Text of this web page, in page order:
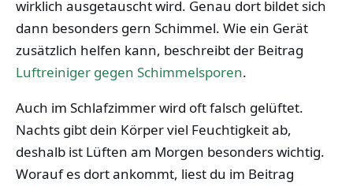
wirklich ausgetauscht wird. Genau dort bildet sich
dann besonders gern Schimmel. Wie ein Gerät
zusätzlich helfen kann, beschreibt der Beitrag
Luftreiniger gegen Schimmelsporen.
Auch im Schlafzimmer wird oft falsch gelüftet.
Nachts gibt dein Körper viel Feuchtigkeit ab,
deshalb ist Lüften am Morgen besonders wichtig.
Worauf es dort ankommt, liest du im Beitrag